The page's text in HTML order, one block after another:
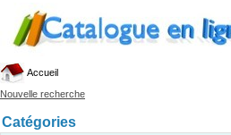
Accueil
Nouvelle recherche
Catégories